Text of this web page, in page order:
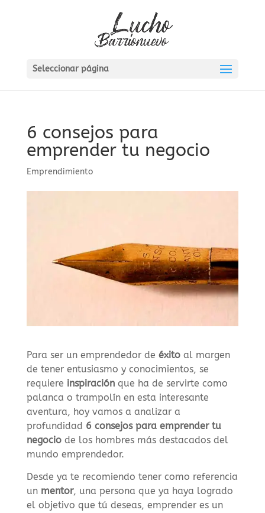
Seleccionar página
6 consejos para
emprender tu negocio
Emprendimiento
Para ser un emprendedor de éxitoal margen
de tener entusiasmo y conocimientos, se
requiere inspiraciónque ha de servirte como
palanca o trampolín en esta interesante
aventura, hoy vamos a analizar a
profundidad 6 consejos para emprender tu
negocio de los hombres más destacados del
mundo emprendedor.
Desde ya te recomiendo tener como referencia
un mentor, una persona que ya haya logrado
el objetivo que tú deseas, emprender es un